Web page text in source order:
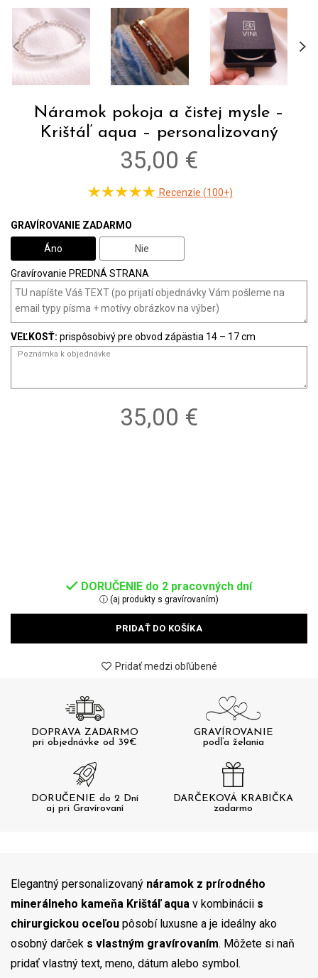
Recenzie (100+)
Náramok pokoja a čistej mysle –
Krištáľ aqua – personalizovaný
GRAVÍROVANIE ZADARMO
Áno Nie
Gravírovanie PREDNÁ STRANA
VEĽKOSŤ: prispôsobivý pre obvod zápästia 14 – 17 cm
35,00 €
35,00 €
DORUČENIE do 2 pracovných dní
ⓘ (aj produkty s gravírovaním)
PRIDAŤ DO KOŠÍKA
Pridať medzi obľúbené
DOPRAVA ZADARMO
pri objednávke od 39€
GRAVÍROVANIE
podľa želania
DORUČENIE do 2 Dní
aj pri Gravírovaní
DARČEKOVÁ KRABIČKA
zadarmo
Elegantný personalizovaný náramok z prírodného
minerálneho kameňa Krištáľ aqua v kombinácii s
chirurgickou oceľou pôsobí luxusne a je ideálny ako
osobný darček s vlastným gravírovaním. Môžete si naň
pridať vlastný text, meno, dátum alebo symbol.